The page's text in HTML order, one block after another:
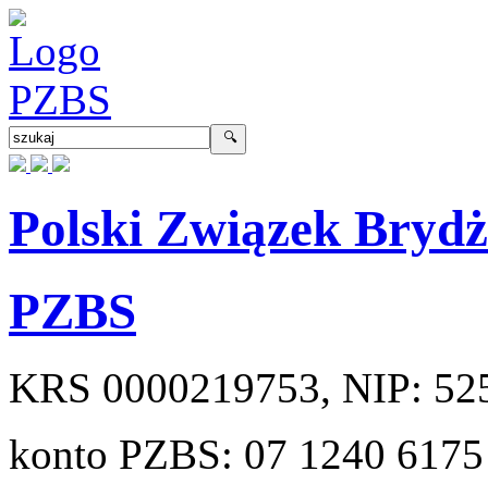
Polski Związek
PZBS
KRS 0000219753, NIP:
konto PZBS: 07 1240